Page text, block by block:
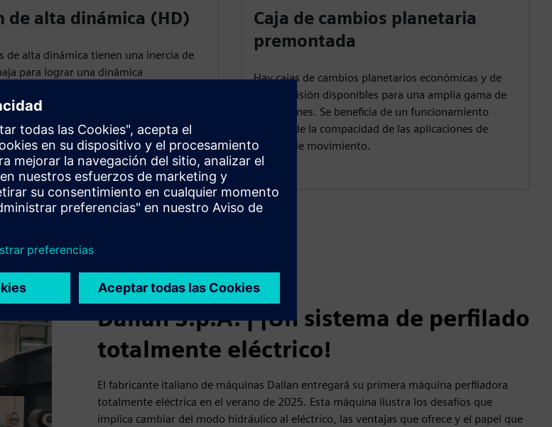
de alta dinámica (HD)
de alta dinámica tienen una inercia de
para lograr una dinámica
con refrigeración externa y
por agua, lo que garantiza una alta
alimentación continua.
Caja de cambios planetaria
premontada
Hay cajas de cambios planetarios económicas y de
alta precisión disponibles para una amplia gama de
aplicaciones. Se beneficia de un funcionamiento
fluido y de la compacidad de las aplicaciones de
control de movimiento.
S-1FT7?
Dallan S.p.A. | ¡Un sistema de perfilado
totalmente eléctrico!
El fabricante italiano de máquinas Dallan entregará su primera máquina perfiladora
totalmente eléctrica en el verano de 2025. Esta máquina ilustra los desafíos que
implica cambiar del modo hidráulico al eléctrico, las ventajas que ofrece y el papel que